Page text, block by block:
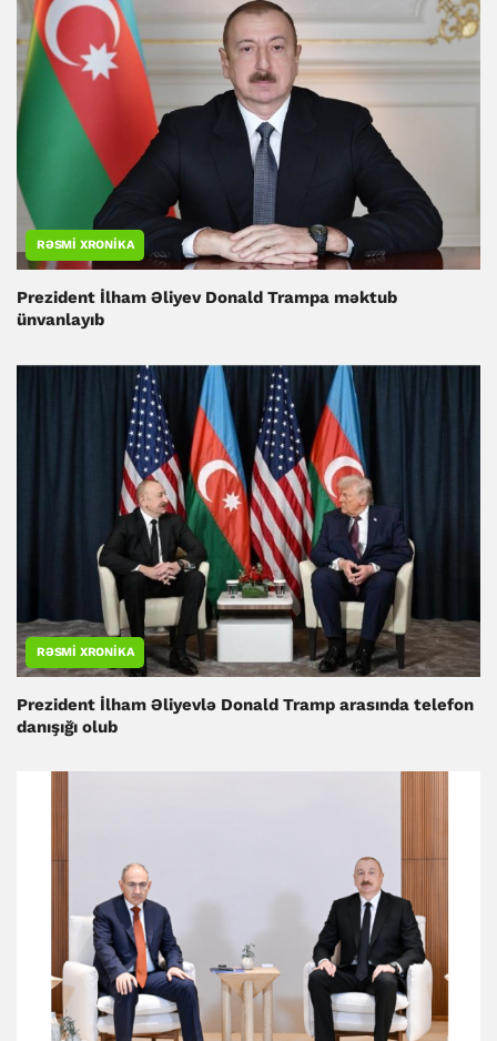
RƏSMI XRONIKA
Prezident İlham Əliyev Donald Trampa məktub
ünvanlayıb
RƏSMI XRONIKA
Prezident İlham Əliyevlə Donald Tramp arasında telefon
danışığı olub